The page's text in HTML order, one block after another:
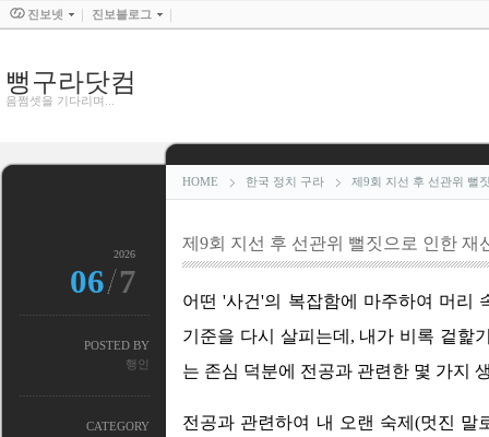
뻥구라닷컴
음쩜셋을 기다리며...
HOME 한국 정치 구라 제9회 지선 후 선관위 뻘
제9회 지선 후 선관위 뻘짓으로 인한 재
어떤 '사건'의 복잡함에 마주하여 머리
기준을 다시 살피는데, 내가 비록 겉핥
는 존심 덕분에 전공과 관련한 몇 가지
전공과 관련하여 내 오랜 숙제(멋진 말
2026
06 7
POSTED BY
행인
CATEGORY
진보넷 진보블로그